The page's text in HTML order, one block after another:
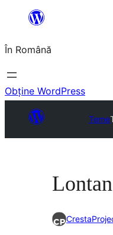
conținut
În Română
Obține WordPress
Teme